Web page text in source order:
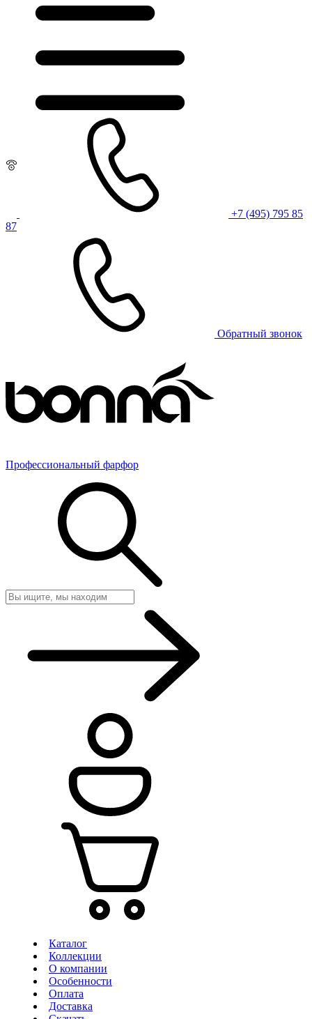
+7 (495) 795 85
87
Обратный звонок
Профессиональный фарфор
Каталог
Коллекции
О компании
Особенности
Оплата
Доставка